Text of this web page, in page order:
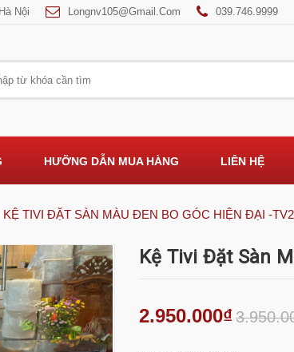
Nội Longnv105@gmail.com 039.746.9999
HƯỠNG DẪN MUA HÀNG LIÊN HỆ
KỆ TIVI ĐẶT SÀN MÀU ĐEN BO GÓC HIỆN ĐẠI -
Kệ Tivi Đặt Sàn
2.950.000₫